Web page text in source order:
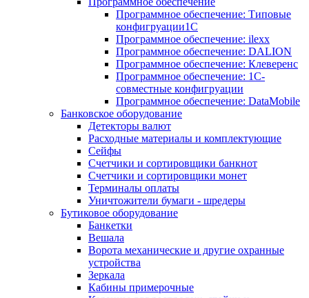
Программное обеспечение: Типовые
конфигруации1С
Программное обеспечение: ilexx
Программное обеспечение: DALION
Программное обеспечение: Клеверенс
Программное обеспечение: 1С-
совместные конфигруации
Программное обеспечение: DataMobile
Банковское оборудование
Детекторы валют
Расходные материалы и комплектующие
Сейфы
Счетчики и сортировщики банкнот
Счетчики и сортировщики монет
Терминалы оплаты
Уничтожители бумаги - шредеры
Бутиковое оборудование
Банкетки
Вешала
Ворота механические и другие охранные
устройства
Зеркала
Кабины примерочные